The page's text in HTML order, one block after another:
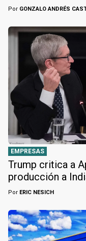
Por GONZALO ANDRÉS
EMPRESAS
Trump critica a
producción a
Por ERIC NESICH